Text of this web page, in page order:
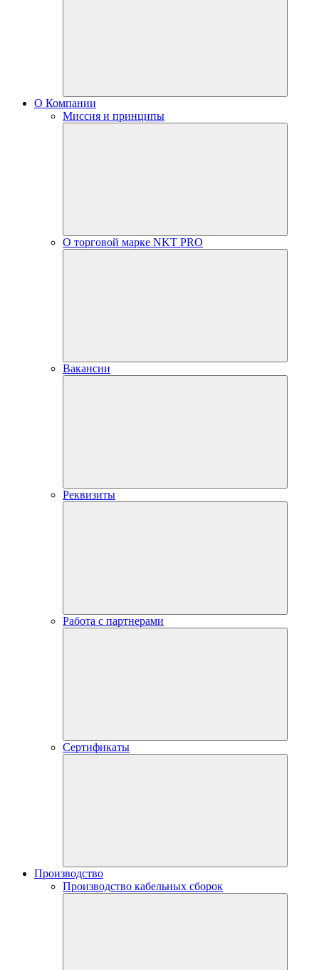
О Компании
Миссия и принципы
О торговой марке NKT PRO
Вакансии
Реквизиты
Работа с партнерами
Сертификаты
Производство
Производство кабельных сборок